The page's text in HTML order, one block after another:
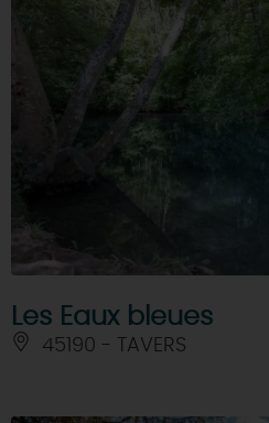
Les Eaux bleues
45190 - TAVERS